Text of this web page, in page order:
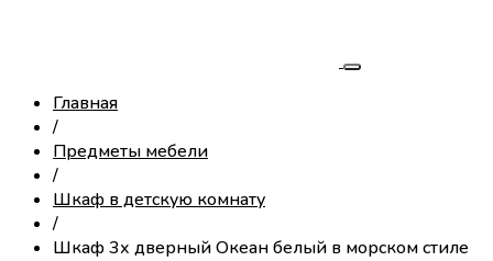
Главная
/
Предметы мебели
/
Шкаф в детскую комнату
/
Шкаф 3х дверный Океан белый в морском стиле